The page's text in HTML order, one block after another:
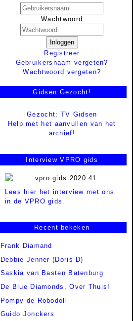
Wachtwoord
Inloggen
Registreer
Gebruikersnaam vergeten?
Wachtwoord vergeten?
Gidsen Gezocht!
Gezocht: TV Gidsen
Help met het aanvullen van het
archief!
Interview VPRO gids
Lees hier het interview met ons
in de VPRO gids.
Recent bekeken
Frank Diamand
Debbie Jenner (Doris D)
Saskia van Basten Batenburg
De Blue Diamonds, Over Thuis!
Pompy de Robodoll
Guido Jonckers